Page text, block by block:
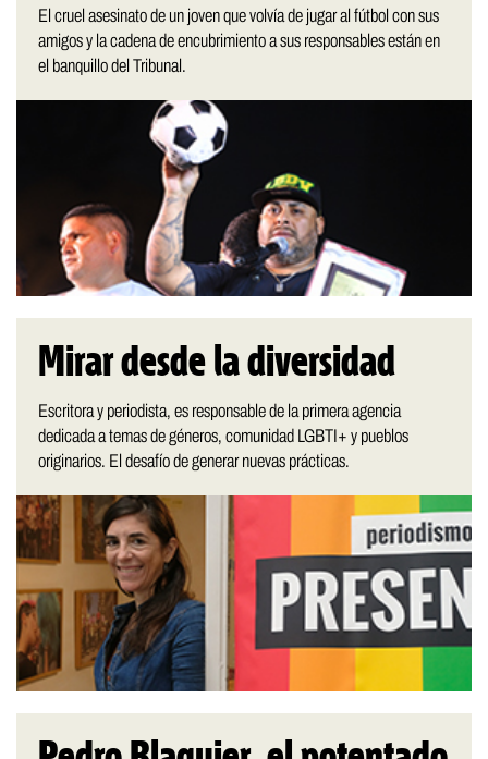
El cruel asesinato de un joven que volvía de jugar al fútbol con sus
amigos y la cadena de encubrimiento a sus responsables están en
el banquillo del Tribunal.
Mirar desde la diversidad
Escritora y periodista, es responsable de la primera agencia
dedicada a temas de géneros, comunidad LGBTI+ y pueblos
originarios. El desafío de generar nuevas prácticas.